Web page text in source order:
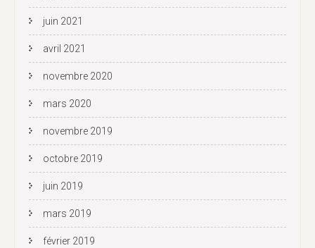
juin 2021
avril 2021
novembre 2020
mars 2020
novembre 2019
octobre 2019
juin 2019
mars 2019
février 2019